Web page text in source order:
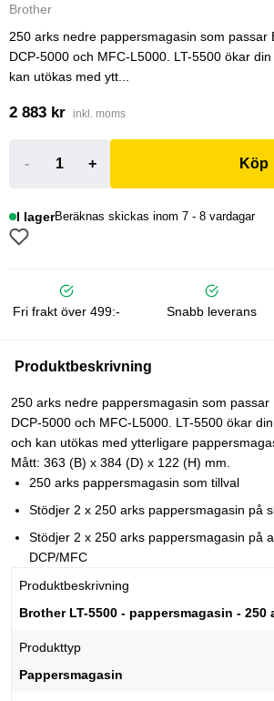
Brother
250 arks nedre pappersmagasin som passar
DCP-5000 och MFC-L5000. LT-5500 ökar
kan utökas med ytt...
2 883 kr inkl. moms
- + Köp
I lagerBeräknas skickas inom 7 - 8 vardagar
Fri frakt över 499:- Snabb leverans
Produktbeskrivning
250 arks nedre pappersmagasin som passar
DCP-5000 och MFC-L5000. LT-5500 ökar
och kan utökas med ytterligare
Mått: 363 (B) x 384 (D) x 122 (H) mm.
250 arks pappersmagasin som tillval
Stödjer 2 x 250 arks pappersmagasin på
Stödjer 2 x 250 arks pappersmagasin på
DCP/MFC
Produktbeskrivning
Brother LT-5500 - pappersmagasin - 250
Produkttyp
Pappersmagasin